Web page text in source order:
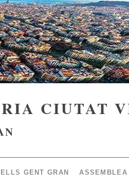
CIUTAT
GENT GRAN ASSEMBLEA